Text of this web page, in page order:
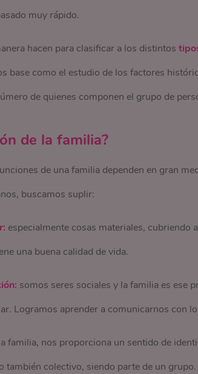
muy rápido.
hacen para clasificar a los distintos
base como el estudio de los factores
de quienes componen el grupo de
de la familia?
de una familia dependen en gran
buscamos suplir:
especialmente cosas materiales, cubriendo
una buena calidad de vida.
somos seres sociales y la familia es ese
Logramos aprender a comunicarnos con
familia, nos proporciona un sentido de
también colectivo, siendo parte de un grupo.